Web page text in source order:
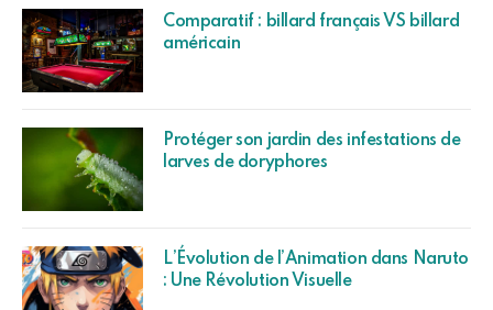
Comparatif : billard français VS billard
américain
Protéger son jardin des infestations de
larves de doryphores
L’Évolution de l’Animation dans Naruto
: Une Révolution Visuelle